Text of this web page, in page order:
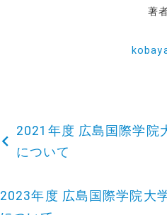
著
投
ナ
2021年度 広島国際学院
について
2023年度 広島国際学院大